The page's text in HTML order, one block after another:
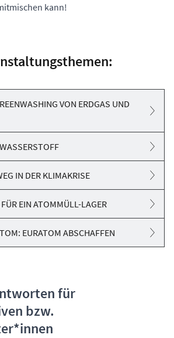
kann!
VON ERDGAS UND
IN DER KLIMAKRISE
EIN ATOMMÜLL-LAGER
EURATOM ABSCHAFFEN
für
bzw.